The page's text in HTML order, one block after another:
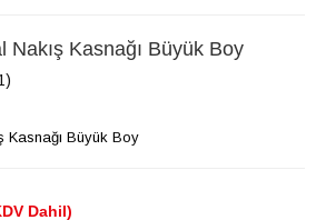
Nakış Kasnağı Büyük Boy
Kasnağı Büyük Boy
Dahil)